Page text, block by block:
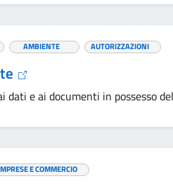
AMBIENTE AUTORIZZAZIONI
dati e ai documenti in possesso
E COMMERCIO